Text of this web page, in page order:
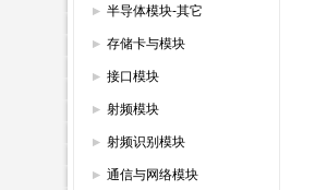
半导体模块-其它
存储卡与模块
接口模块
射频模块
射频识别模块
通信与网络模块